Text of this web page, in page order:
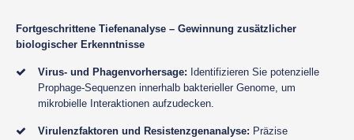
Fortgeschrittene Tiefenanalyse – Gewinnung zusätzlicher
biologischer Erkenntnisse
Virus- und Phagenvorhersage: Identifizieren Sie potenzielle
Prophage-Sequenzen innerhalb bakterieller Genome, um
mikrobielle Interaktionen aufzudecken.
Virulenzfaktoren und Resistenzgenanalyse: Präzise